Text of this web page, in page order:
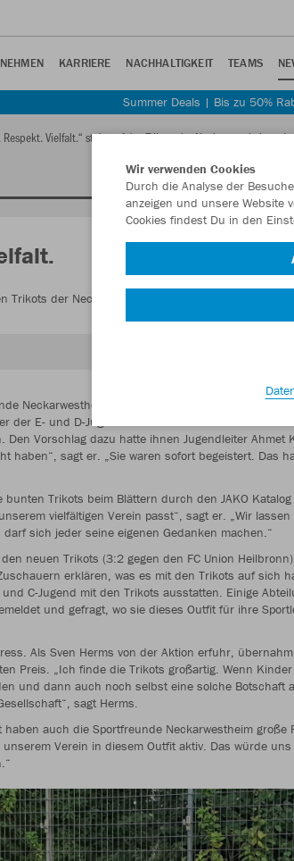
KARRIERE NACHHALTIGKEIT TEAMS
Summer Deals | Bis zu 50%
Respekt. Vielfalt.“ steht auf den Trikots der Neckarwestheimer
Trikots der Neckarwestheimer Junioren.
Neckarwestheim kicken seit einigen Tagen in
der E- und D-Jugend aus der Nähe von Heilbronn in
Vorschlag dazu hatte ihnen Jugendleiter Ahmet
haben“, sagt er. „Sie waren sofort begeistert. Das
Trikots beim Blättern durch den JAKO
vielfältigen Verein passt“, sagt er. „Wir
sich jeder seine eigenen Gedanken machen.“
neuen Trikots (3:2 gegen den FC Union
erklären, was es mit den Trikots auf sich
C-Jugend mit den Trikots ausstatten. Einige
und gefragt, wo sie dieses Outfit für ihre
Als Sven Herms von der Aktion erfuhr,
Preis. „Ich finde die Trikots großartig. Wenn
und dann auch noch selbst eine solche Botschaft
sagt Herms.
auch die Sportfreunde Neckarwestheim große
Verein in diesem Outfit aktiv. Das würde
Wir verwenden Cookies
Durch die Analyse der
anzeigen und unsere Website
Cookies findest Du in den